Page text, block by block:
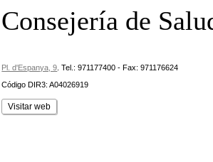
Consejería de
Pl. d'Espanya, 9. Tel.: 971177400 - Fax: 971176624
Código DIR3: A04026919
Visitar web